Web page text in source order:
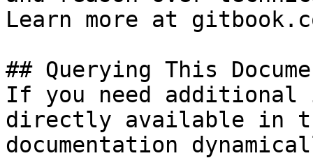
Learn more at
## Querying This
If you need
directly available in
documentation